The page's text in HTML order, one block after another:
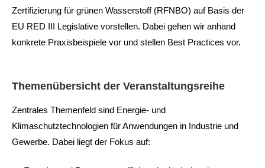
Zertifizierung für grünen Wasserstoff (RFNBO) auf Basis der
EU RED III Legislative vorstellen. Dabei gehen wir anhand
konkrete Praxisbeispiele vor und stellen Best Practices vor.​
Themenübersicht der Veranstaltungsreihe
Zentrales Themenfeld sind Energie- und
Klimaschutztechnologien für Anwendungen in Industrie und
Gewerbe. Dabei liegt der Fokus auf:​